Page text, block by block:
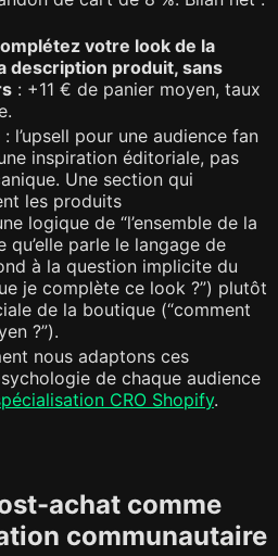
votre look de la
description produit, sans
: +11 € de panier moyen, taux
l’upsell pour une audience fan
inspiration éditoriale, pas
Une section qui
les produits
logique de “l’ensemble de la
qu’elle parle le langage de
à la question implicite du
je complète ce look ?”) plutôt
de la boutique (“comment
?”).
nous adaptons ces
de chaque audience
CRO Shopify.
achat comme
communautaire